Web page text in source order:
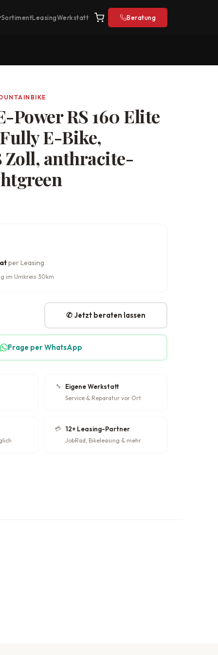
SortimentLeasingWerkstatt Beratung
Power RS 160 Elite
E-Bike,
Zoll, anthracite-
per Leasing
im Umkreis 30km
✆ Jetzt beraten lassen
Frage per WhatsApp
🔧 Eigene Werkstatt
Service & Reparatur vor Ort
💳 12+ Leasing-Partner
JobRad, Bikeleasing & mehr